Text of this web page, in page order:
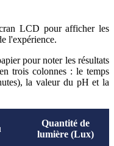
LCD pour afficher les
l'expérience.
pour noter les résultats
trois colonnes : le temps
la valeur du pH et la
Quantité de
lumière (Lux)